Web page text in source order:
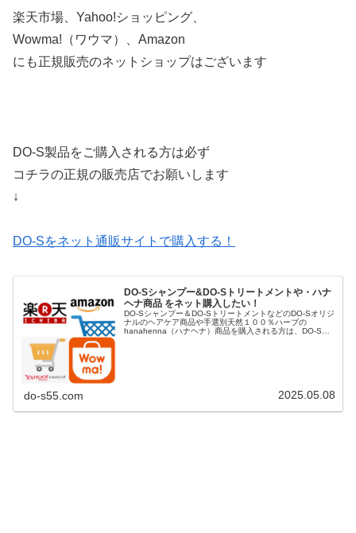
楽天市場、Yahoo!ショッピング、
Wowma!（ワウマ）、Amazon
にも正規販売のネットショップはございます
DO-S製品をご購入される方は必ず
コチラの正規の販売店でお願いします
↓
DO-Sをネット通販サイトで購入する！
DO-Sシャンプー&DO-Sトリートメントや・ハナ
ヘナ商品 をネット購入したい！
DO-Sシャンプー＆DO-SトリートメントなどのDO-Sオリジ
ナルのヘアケア商品や手選別天然１００％ハーブの
hanahenna（ハナヘナ）商品を購入される方は、DO-S公
do-s55.com 2025.05.08